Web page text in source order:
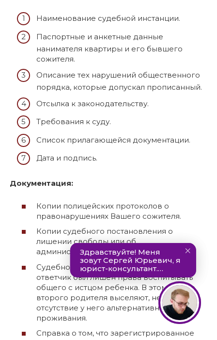
Наименование судебной инстанции.
Паспортные и анкетные данные
нанимателя квартиры и его бывшего
сожителя.
Описание тех нарушений общественного
порядка, которые допускал прописанный.
Отсылка к законодательству.
Требования к суду.
Список прилагающейся документации.
Дата и подпись.
Документация:
Копии полицейских протоколов о
правонарушениях Вашего сожителя.
Копии судебного постановления о
лишении свободы или об
административном аресте.
Судебное постановление о том, что
ответчик был лишен права воспитывать
общего с истцом ребенка. В этом случае
второго родителя выселяют, невзирая на
отсутствие у него альтернативного места
проживания.
Справка о том, что зарегистрированное